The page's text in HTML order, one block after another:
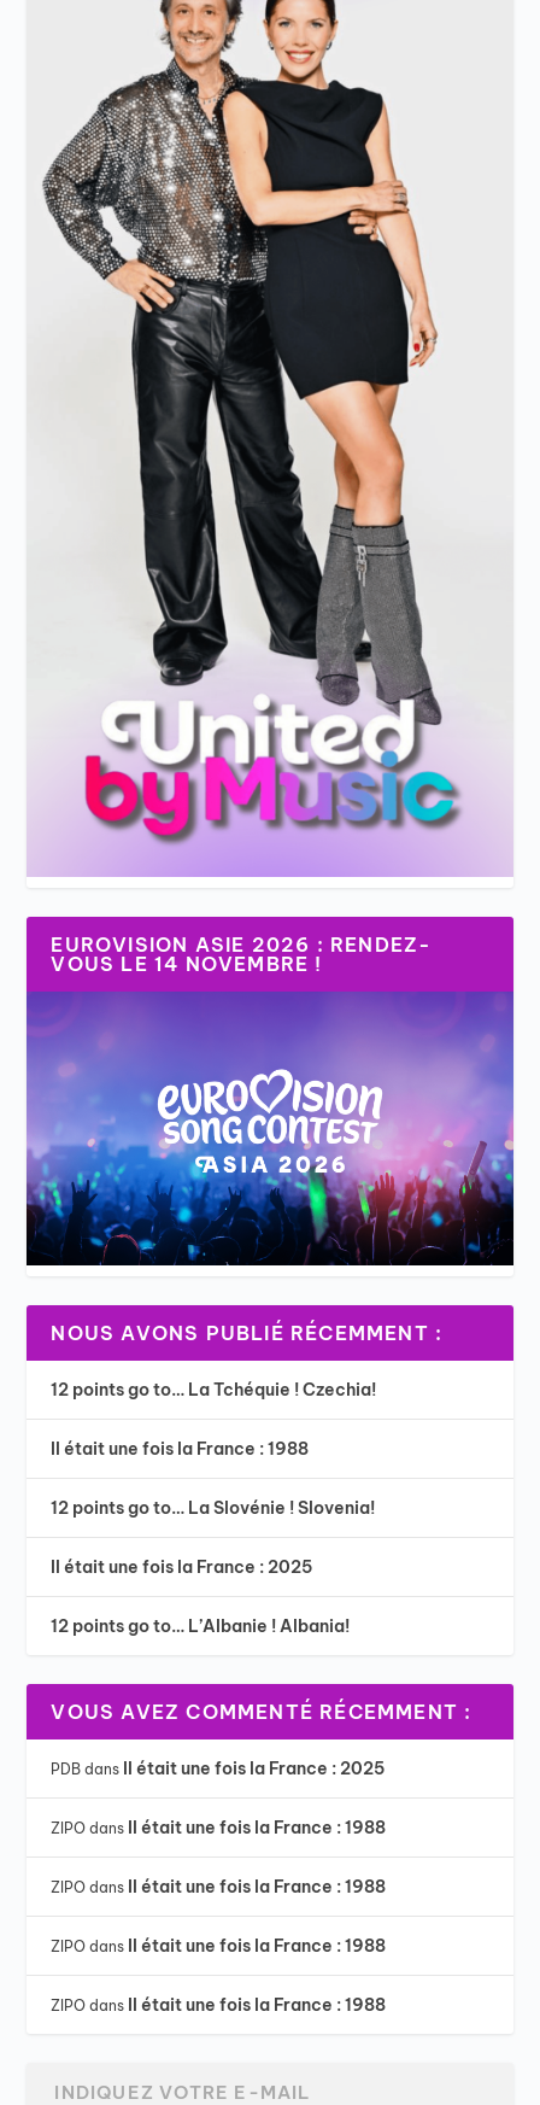
EUROVISION ASIE 2026 : RENDEZ-
VOUS LE 14 NOVEMBRE !
NOUS AVONS PUBLIÉ RÉCEMMENT :
12 points go to… La Tchéquie ! Czechia!
Il était une fois la France : 1988
12 points go to… La Slovénie ! Slovenia!
Il était une fois la France : 2025
12 points go to… L’Albanie ! Albania!
VOUS AVEZ COMMENTÉ RÉCEMMENT :
PDB dans Il était une fois la France : 2025
ZIPO dans Il était une fois la France : 1988
ZIPO dans Il était une fois la France : 1988
ZIPO dans Il était une fois la France : 1988
ZIPO dans Il était une fois la France : 1988